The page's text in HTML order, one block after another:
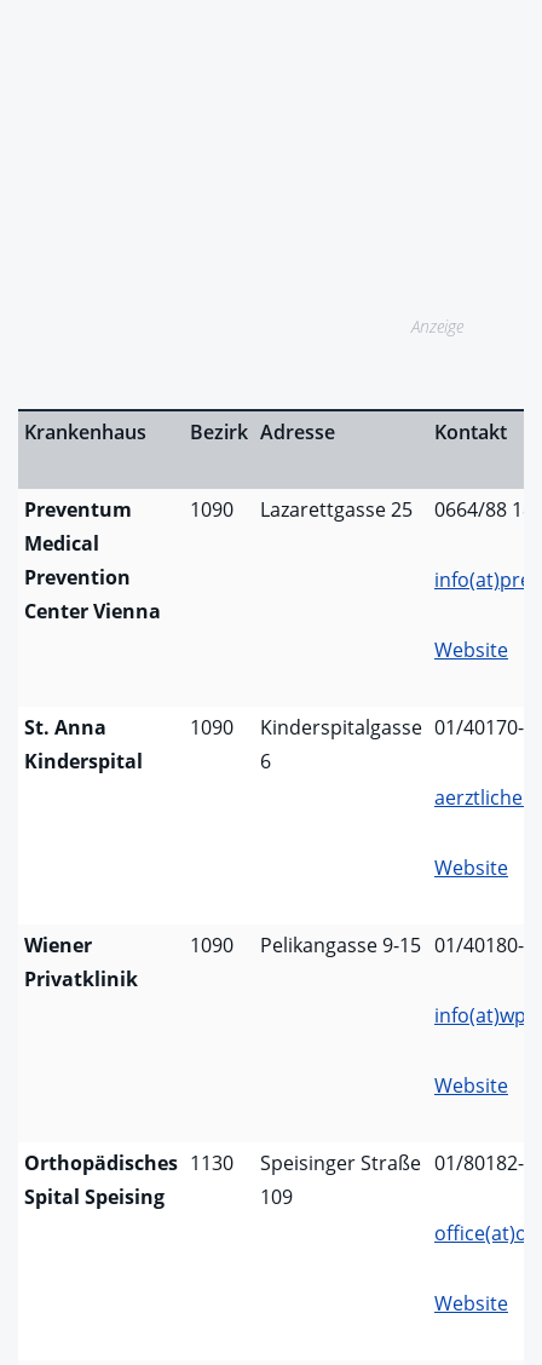
Anzeige
Krankenhaus Bezirk Adresse Kontakt
Preventum
Medical
Prevention
Center Vienna
1090 Lazarettgasse 25 0664/88 18
Website
St. Anna
Kinderspital
1090
Kinderspitalgasse
6
01/40170-0
Website
Wiener
Privatklinik
1090 Pelikangasse 9-15 01/40180-0
Website
Orthopädisches
Spital Speising
1130
Speisinger Straße
109
01/80182-0
Website